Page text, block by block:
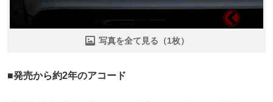
写真を全て見る（1枚）
■発売から約2年のアコード